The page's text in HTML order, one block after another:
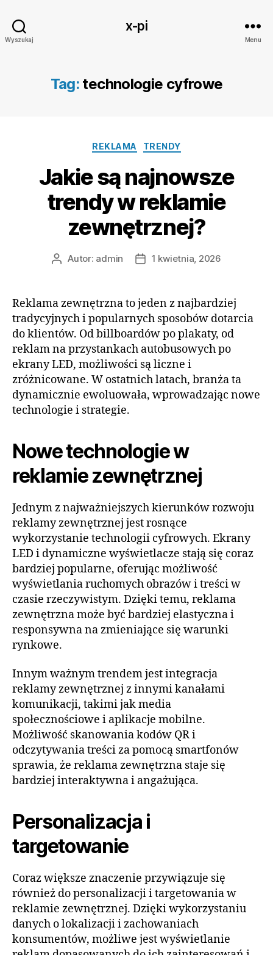
Wyszukaj
x-pi
Menu
Tag: technologie cyfrowe
Kategorie
REKLAMA TRENDY
Jakie są najnowsze
trendy w reklamie
zewnętrznej?
AutorAutor: admin
Data1 kwietnia, 2026
Reklama zewnętrzna to jeden z najbardziej
tradycyjnych i popularnych sposobów dotarcia
do klientów. Od billboardów po plakaty, od
reklam na przystankach autobusowych po
ekrany LED, możliwości są liczne i
zróżnicowane. W ostatnich latach, branża ta
dynamicznie ewoluowała, wprowadzając nowe
technologie i strategie.
Nowe technologie w
reklamie zewnętrznej
Jednym z najważniejszych kierunków rozwoju
reklamy zewnętrznej jest rosnące
wykorzystanie technologii cyfrowych. Ekrany
LED i dynamiczne wyświetlacze stają się coraz
bardziej popularne, oferując możliwość
wyświetlania ruchomych obrazów i treści w
czasie rzeczywistym. Dzięki temu, reklama
zewnętrzna może być bardziej elastyczna i
responsywna na zmieniające się warunki
rynkowe.
Innym ważnym trendem jest integracja
reklamy zewnętrznej z innymi kanałami
komunikacji, takimi jak media
społecznościowe i aplikacje mobilne.
Możliwość skanowania kodów QR i
odczytywania treści za pomocą smartfonów
sprawia, że reklama zewnętrzna staje się
bardziej interaktywna i angażująca.
Personalizacja i
targetowanie
Coraz większe znaczenie przywiązuje się
również do personalizacji i targetowania w
reklamie zewnętrznej. Dzięki wykorzystaniu
danych o lokalizacji i zachowaniach
konsumentów, możliwe jest wyświetlanie